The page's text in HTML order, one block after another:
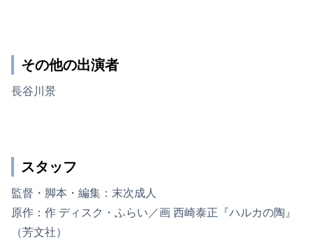
その他の出演者
長谷川景
スタッフ
監督・脚本・編集：末次成人
原作：作 ディスク・ふらい／画 西崎泰正『ハルカの陶』
（芳文社）